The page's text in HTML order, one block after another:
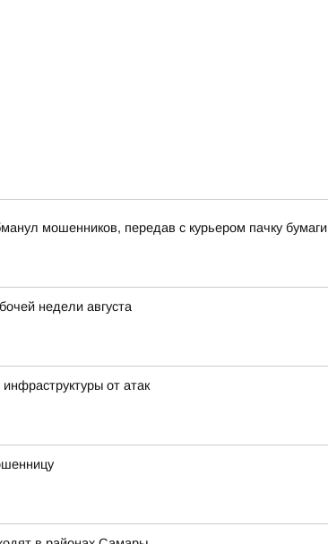
мошенников, передав с курьером пачку бумаги
недели августа
от атак